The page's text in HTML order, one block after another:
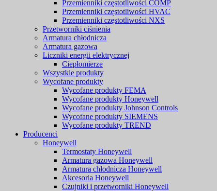
Przemienniki częstotliwości COMP
Przemienniki częstotliwości HVAC
Przemienniki częstotliwości NXS
Przetworniki ciśnienia
Armatura chłodnicza
Armatura gazowa
Liczniki energii elektrycznej
Ciepłomierze
Wszystkie produkty
Wycofane produkty
Wycofane produkty FEMA
Wycofane produkty Honeywell
Wycofane produkty Johnson Controls
Wycofane produkty SIEMENS
Wycofane produkty TREND
Producenci
Honeywell
Termostaty Honeywell
Armatura gazowa Honeywell
Armatura chłodnicza Honeywell
Akcesoria Honeywell
Czujniki i przetworniki Honeywell